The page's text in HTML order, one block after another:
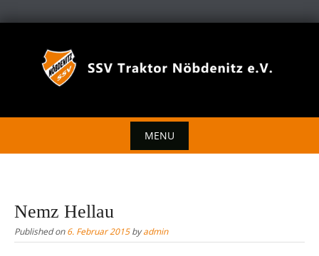
MENU
content
Nemz Hellau
Published on6. Februar 2015byadmin